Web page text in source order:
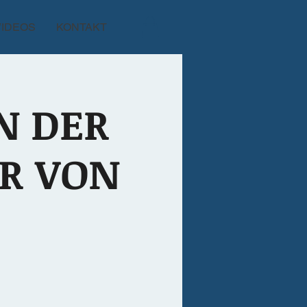
KONTAKT
DER
VON